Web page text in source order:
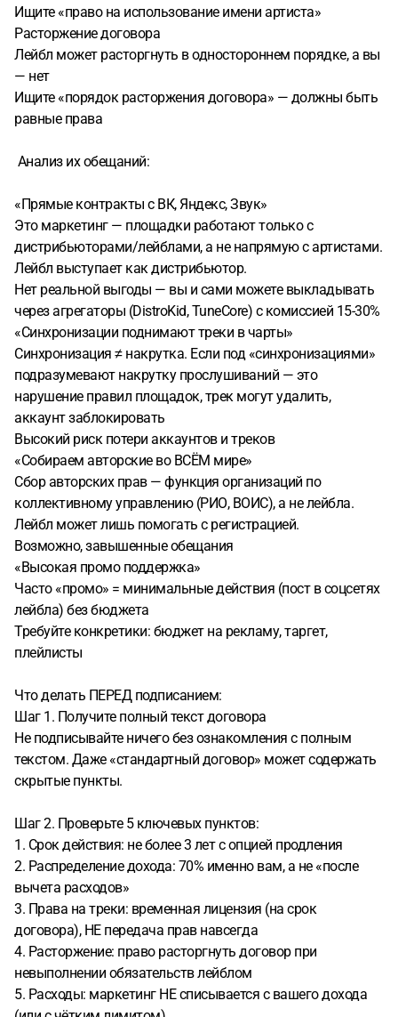
Ищите «право на использование имени артиста»
Расторжение договора
Лейбл может расторгнуть в одностороннем порядке, а вы
— нет
Ищите «порядок расторжения договора» — должны быть
равные права
Анализ их обещаний:
«Прямые контракты с ВК, Яндекс, Звук»
Это маркетинг — площадки работают только с
дистрибьюторами/лейблами, а не напрямую с артистами.
Лейбл выступает как дистрибьютор.
Нет реальной выгоды — вы и сами можете выкладывать
через агрегаторы (DistroKid, TuneCore) с комиссией 15-30%
«Синхронизации поднимают треки в чарты»
Синхронизация ≠ накрутка. Если под «синхронизациями»
подразумевают накрутку прослушиваний — это
нарушение правил площадок, трек могут удалить,
аккаунт заблокировать
Высокий риск потери аккаунтов и треков
«Собираем авторские во ВСЁМ мире»
Сбор авторских прав — функция организаций по
коллективному управлению (РИО, ВОИС), а не лейбла.
Лейбл может лишь помогать с регистрацией.
Возможно, завышенные обещания
«Высокая промо поддержка»
Часто «промо» = минимальные действия (пост в соцсетях
лейбла) без бюджета
Требуйте конкретики: бюджет на рекламу, таргет,
плейлисты
Что делать ПЕРЕД подписанием:
Шаг 1. Получите полный текст договора
Не подписывайте ничего без ознакомления с полным
текстом. Даже «стандартный договор» может содержать
скрытые пункты.
Шаг 2. Проверьте 5 ключевых пунктов:
1. Срок действия: не более 3 лет с опцией продления
2. Распределение дохода: 70% именно вам, а не «после
вычета расходов»
3. Права на треки: временная лицензия (на срок
договора), НЕ передача прав навсегда
4. Расторжение: право расторгнуть договор при
невыполнении обязательств лейблом
5. Расходы: маркетинг НЕ списывается с вашего дохода